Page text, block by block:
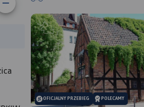
OFICJALNY PRZEBIEG POLECAMY